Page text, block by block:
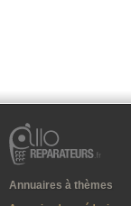
Annuaires à thèmes